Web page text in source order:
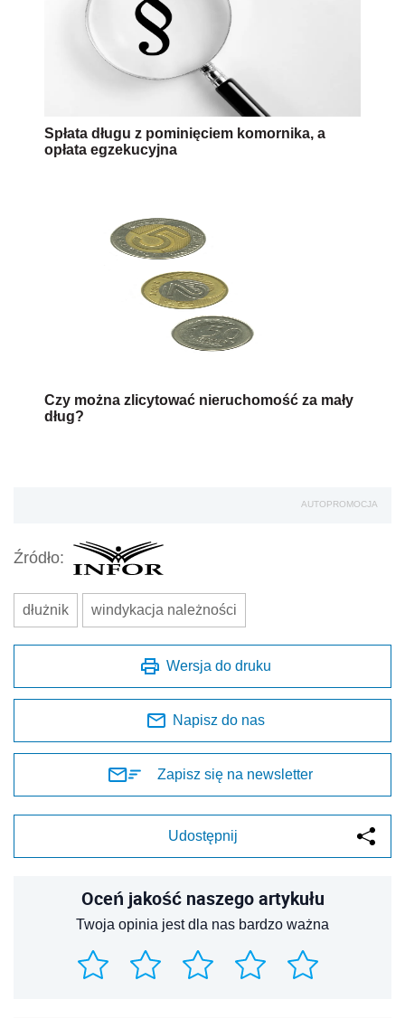
Spłata długu z pominięciem komornika, a
opłata egzekucyjna
Czy można zlicytować nieruchomość za mały
dług?
AUTOPROMOCJA
Źródło:
dłużnik windykacja należności
Wersja do druku
Napisz do nas
Zapisz się na newsletter
Udostępnij
Oceń jakość naszego artykułu
Twoja opinia jest dla nas bardzo ważna